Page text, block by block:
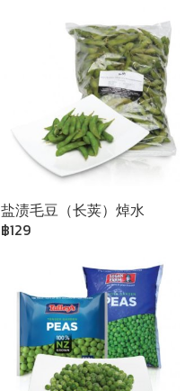
盐渍毛豆（长荚）焯水
฿129